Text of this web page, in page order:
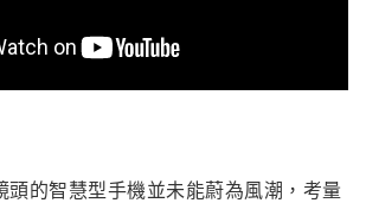
頭的智慧型手機並未能蔚為風潮，考量